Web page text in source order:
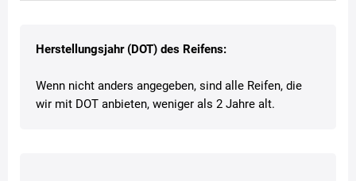
Herstellungsjahr (DOT) des Reifens:
Wenn nicht anders angegeben, sind alle Reifen, die
wir mit DOT anbieten, weniger als 2 Jahre alt.